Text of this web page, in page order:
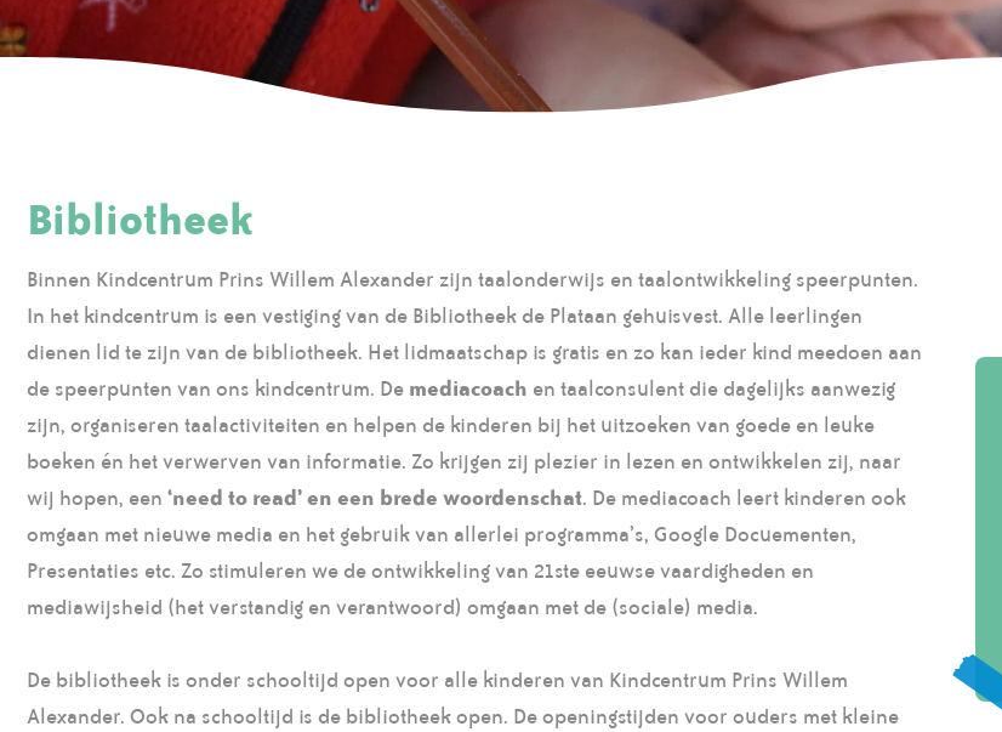
Bibliotheek
Binnen Kindcentrum Prins Willem Alexander zijn taalonderwijs en taalontwikkeling speerpunten.
In het kindcentrum is een vestiging van de Bibliotheek de Plataan gehuisvest. Alle leerlingen
dienen lid te zijn van de bibliotheek. Het lidmaatschap is gratis en zo kan ieder kind meedoen aan
de speerpunten van ons kindcentrum. De mediacoach en taalconsulent die dagelijks aanwezig
zijn, organiseren taalactiviteiten en helpen de kinderen bij het uitzoeken van goede en leuke
boeken én het verwerven van informatie. Zo krijgen zij plezier in lezen en ontwikkelen zij, naar
wij hopen, een ‘need to read’ en een brede woordenschat. De mediacoach leert kinderen ook
omgaan met nieuwe media en het gebruik van allerlei programma’s, Google Docuementen,
Presentaties etc. Zo stimuleren we de ontwikkeling van 21ste eeuwse vaardigheden en
mediawijsheid (het verstandig en verantwoord) omgaan met de (sociale) media.
De bibliotheek is onder schooltijd open voor alle kinderen van Kindcentrum Prins Willem
Alexander. Ook na schooltijd is de bibliotheek open. De openingstijden voor ouders met kleine